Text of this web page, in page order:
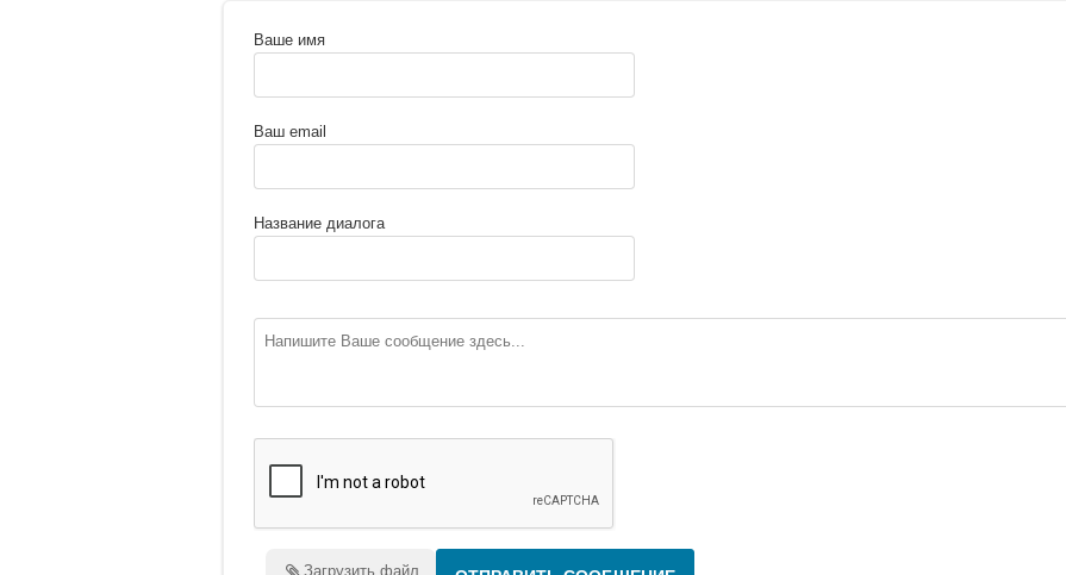
Ваше имя
Ваш email
Название диалога
Загрузить файл